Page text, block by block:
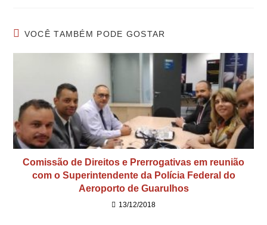
VOCÊ TAMBÉM PODE GOSTAR
Comissão de Direitos e Prerrogativas em reunião
com o Superintendente da Polícia Federal do
Aeroporto de Guarulhos
13/12/2018